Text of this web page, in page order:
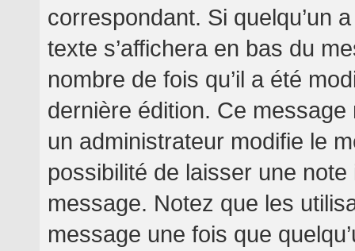
correspondant. Si quelqu’un
texte s’affichera en bas du
nombre de fois qu’il a été
dernière édition. Ce
un administrateur modifie le
possibilité de laisser une note
message. Notez que les
message une fois que